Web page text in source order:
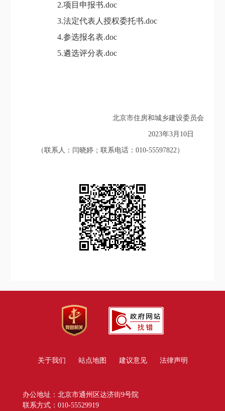
2.项目申报书.doc
3.法定代表人授权委托书.doc
4.参选报名表.doc
5.遴选评分表.doc
北京市住房和城乡建设委员会
2023年3月10日
（联系人：闫晓婷；联系电话：010-55597822）
关于我们 站点地图 建议意见 法律声明
办公地址：北京市通州区达济街9号院
联系方式：010-55529919